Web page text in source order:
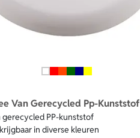
Van Gerecycled Pp-Kunststof
gerecycled PP-kunststof
in diverse kleuren